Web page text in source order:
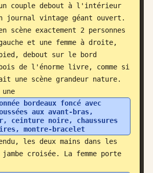
couple debout à l'intérieur
journal vintage géant ouvert.
scène exactement 2 personnes
et une femme à droite,
debout sur le bord
de l'énorme livre, comme si
une scène grandeur nature.
bordeaux foncé avec
aux avant-bras,
ceinture noire, chaussures
montre-bracelet
les deux mains dans les
croisée. La femme porte